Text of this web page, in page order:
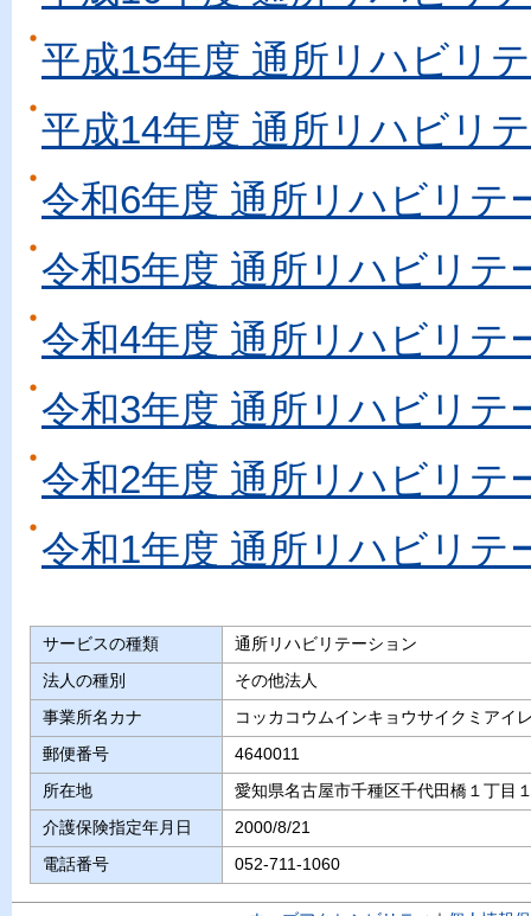
平成15年度 通所リハビリ
平成14年度 通所リハビリ
令和6年度 通所リハビリテ
令和5年度 通所リハビリテ
令和4年度 通所リハビリテ
令和3年度 通所リハビリテ
令和2年度 通所リハビリテ
令和1年度 通所リハビリテ
サービスの種類 通所リハビリテーション
法人の種別 その他法人
事業所名カナ コッカコウムインキョウサイクミアイ
郵便番号 4640011
所在地 愛知県名古屋市千種区千代田橋１丁目
介護保険指定年月日 2000/8/21
電話番号 052-711-1060